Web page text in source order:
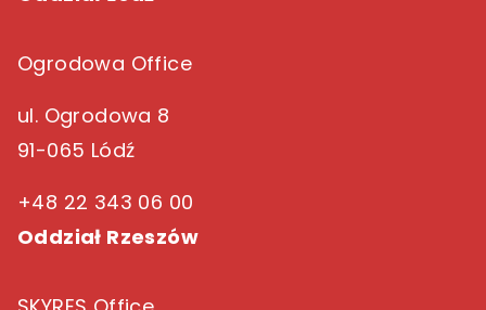
Ogrodowa Office
ul. Ogrodowa 8
91-065 Lódź
+48 22 343 06 00
Oddział Rzeszów